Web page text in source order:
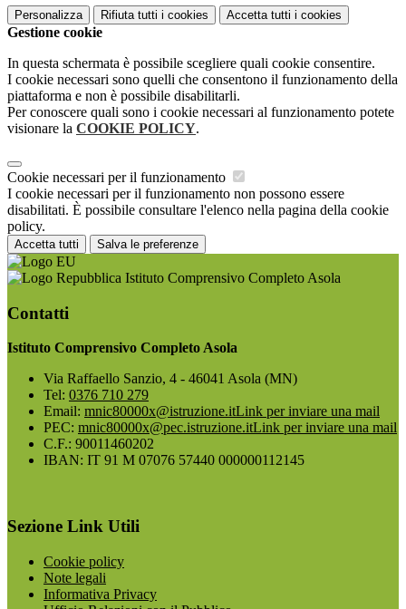
Personalizza Rifiuta tutti i cookies Accetta tutti i cookies
Gestione cookie
In questa schermata è possibile scegliere quali cookie consentire.
I cookie necessari sono quelli che consentono il funzionamento della
piattaforma e non è possibile disabilitarli.
Per conoscere quali sono i cookie necessari al funzionamento potete
visionare la COOKIE POLICY.
Cookie necessari per il funzionamento
I cookie necessari per il funzionamento non possono essere
disabilitati. È possibile consultare l'elenco nella pagina della cookie
policy.
Accetta tutti Salva le preferenze
Istituto Comprensivo Completo Asola
Contatti
Istituto Comprensivo Completo Asola
Via Raffaello Sanzio, 4 - 46041 Asola (MN)
Tel: 0376 710 279
Email: mnic80000x@istruzione.itLink per inviare una mail
PEC: mnic80000x@pec.istruzione.itLink per inviare una mail
C.F.: 90011460202
IBAN: IT 91 M 07076 57440 000000112145
Sezione Link Utili
Cookie policy
Note legali
Informativa Privacy